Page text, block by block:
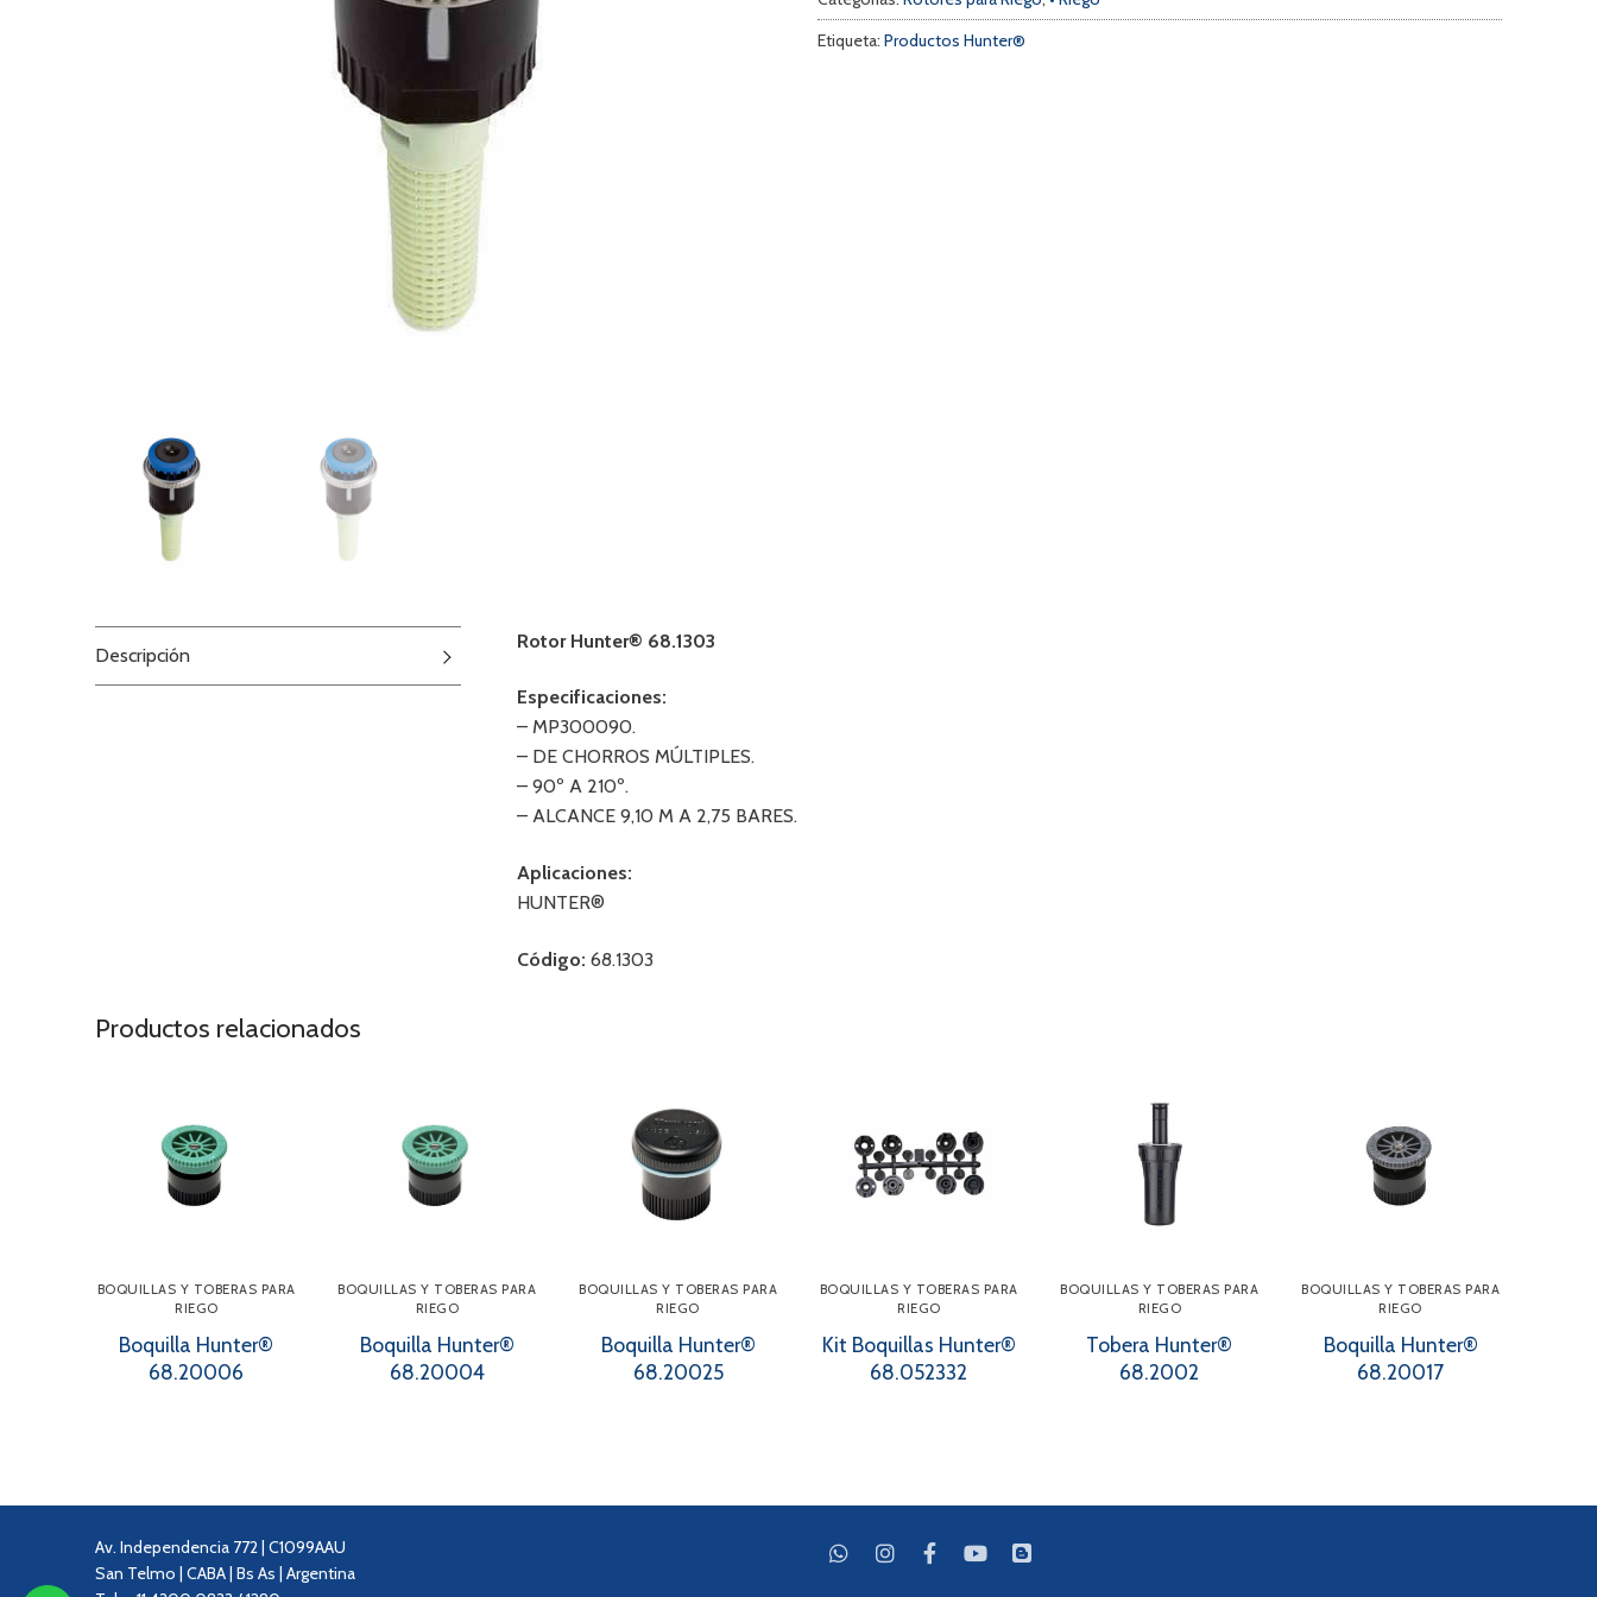
Servicio Técnico
Contacto
Búsqueda
de
productos
Etiqueta: Productos Hunter®
Descripción
Rotor Hunter® 68.1303
Especificaciones:
– MP300090.
– DE CHORROS MÚLTIPLES.
– 90º A 210º.
– ALCANCE 9,10 M A 2,75 BARES.
Aplicaciones:
HUNTER®
Código: 68.1303
Productos relacionados
BOQUILLAS Y TOBERAS PARA
RIEGO
Boquilla Hunter®
68.20006
BOQUILLAS Y TOBERAS PARA
RIEGO
Boquilla Hunter®
68.20004
BOQUILLAS Y TOBERAS PARA
RIEGO
Boquilla Hunter®
68.20025
BOQUILLAS Y TOBERAS PARA
RIEGO
Kit Boquillas Hunter®
68.052332
BOQUILLAS Y TOBERAS PARA
RIEGO
Tobera Hunter®
68.2002
BOQUILLAS Y TOBERAS PARA
RIEGO
Boquilla Hunter®
68.20017
Av. Independencia 772 | C1099AAU
San Telmo | CABA | Bs As | Argentina